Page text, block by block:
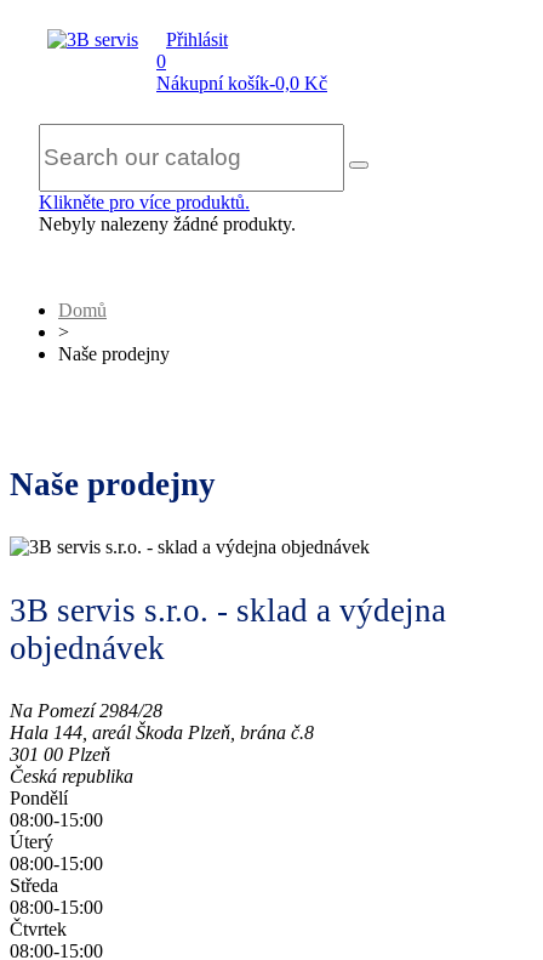
Klikněte pro více produktů.
Nebyly nalezeny žádné produkty.
Přihlásit
0
Nákupní košík-0,0 Kč
Domů
>
Naše prodejny
Naše prodejny
3B servis s.r.o. - sklad a výdejna
objednávek
Na Pomezí 2984/28
Hala 144, areál Škoda Plzeň, brána č.8
301 00 Plzeň
Česká republika
Pondělí
08:00-15:00
Úterý
08:00-15:00
Středa
08:00-15:00
Čtvrtek
08:00-15:00